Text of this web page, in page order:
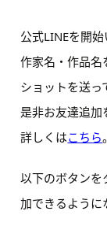
公式LINEを開始
作家名・作品名
ショットを送っ
是非お友達追加
詳しくはこちら。
以下のボタンを
加できるように